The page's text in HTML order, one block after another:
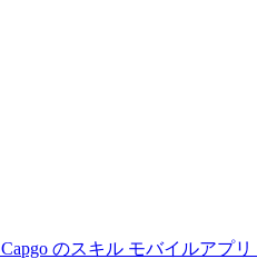
Capgo のスキル モバイルアプリ